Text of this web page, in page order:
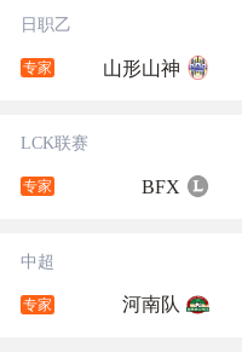
日职乙
专家 山形山神
LCK联赛
专家 BFX
中超
专家 河南队